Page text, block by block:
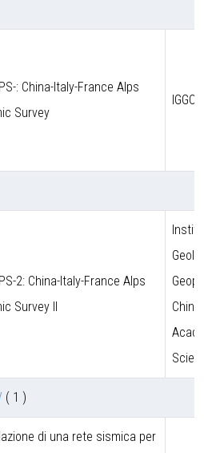
: China-Italy-France Alps
Survey
2: China-Italy-France Alps
Survey II
( 1 )
di una rete sismica per